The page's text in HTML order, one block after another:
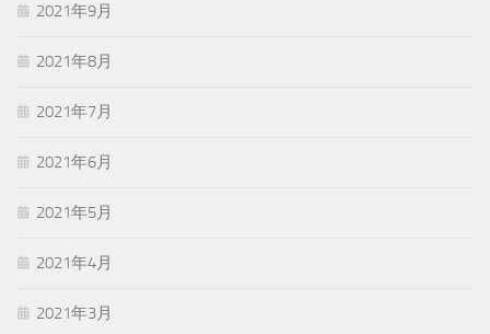
2021年9月
2021年8月
2021年7月
2021年6月
2021年5月
2021年4月
2021年3月